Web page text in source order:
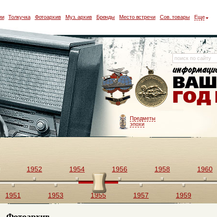
Толкучка Фотоархив Муз. архив Бренды Место встречи Сов. товары Еще
Предметы
эпохи
1951
1952
1953
1954
1955
1956
1957
1958
1959
1960